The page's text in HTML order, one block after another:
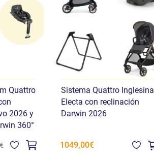
Quattro
2026 y
360°
Sistema Quattro Inglesina
Electa con reclinación
Darwin 2026
1049,00€